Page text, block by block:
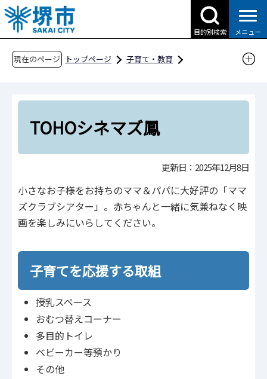
こ
の
ペ
目的別検索 メニュー
現在のページ トップページ
子育て・教育
その他安心な子育て環境に関わる取組
さかい子育て応援団
西区
TOHOシネマズ鳳
TOHOシネマズ鳳
更新日：2025年12月8日
小さなお子様をお持ちのママ＆パパに大好評の「ママ
ズクラブシアター」。赤ちゃんと一緒に気兼ねなく映
画を楽しみにいらしてください。
子育てを応援する取組
授乳スペース
おむつ替えコーナー
多目的トイレ
ベビーカー等預かり
その他